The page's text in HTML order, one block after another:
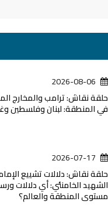
2026-08-06
حلقة نقاش: ترامب والمخارج
في المنطقة: لبنان وفلسطين
2026-07-17
حلقة نقاش: دلالات تشييع
الشهيد الخامنئي: أي دلالات
مستوى المنطقة والعالم؟